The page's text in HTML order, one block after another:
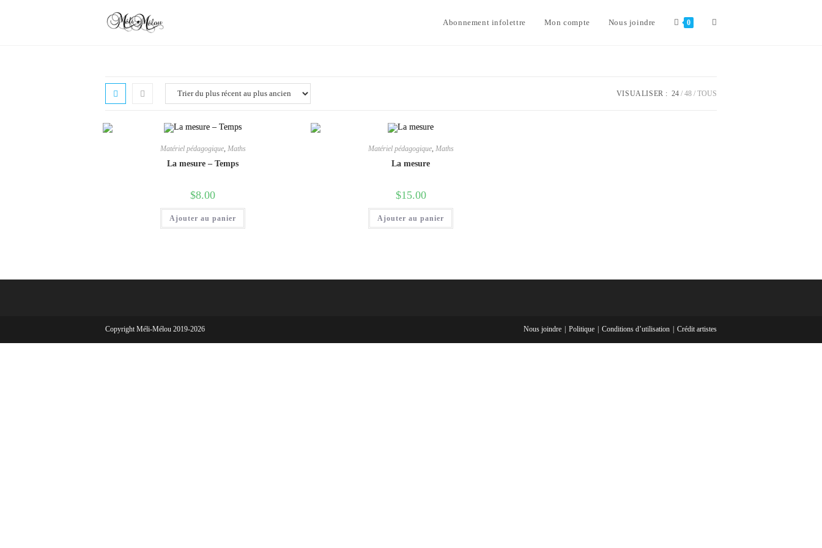
Abonnement infolettre Mon compte Nous joindre 0 Toggle
VISUALISER : 24 48 TOUS
Matériel pédagogique, Maths
La mesure – Temps
$8.00
Ajouter au panier
Matériel pédagogique, Maths
La mesure
$15.00
Ajouter au panier
Nous joindre Politique Conditions d’utilisation Crédit artistes
Copyright Méli-Mélou 2019-2026